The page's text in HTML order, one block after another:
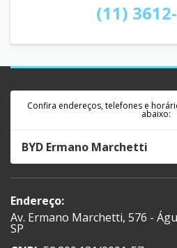
(11)
Confira endereços, telefones e
abaixo:
BYD Ermano Marchetti
Endereço:
Av. Ermano Marchetti, 576 -
SP